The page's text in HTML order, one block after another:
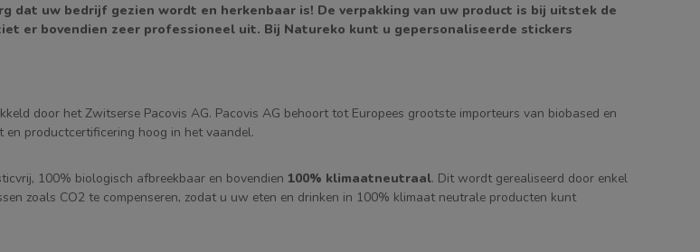
dat uw bedrijf gezien wordt en herkenbaar is! De verpakking van uw product is bij uitstek de
er bovendien zeer professioneel uit. Bij Natureko kunt u gepersonaliseerde stickers
door het Zwitserse Pacovis AG. Pacovis AG behoort tot Europees grootste importeurs van biobased en
productcertificering hoog in het vaandel.
100% biologisch afbreekbaar en bovendien 100% klimaatneutraal. Dit wordt gerealiseerd door enkel
zoals CO2 te compenseren, zodat u uw eten en drinken in 100% klimaat neutrale producten kunt